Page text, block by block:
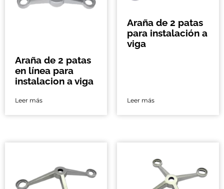
Araña de 2 patas
en línea para
instalacion a viga
Leer más
Araña de 2 patas
para instalación a
viga
Leer más